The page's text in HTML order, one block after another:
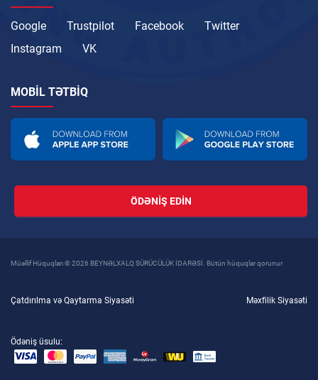
Google Trustpilot Facebook
Twitter
Instagram
VK
MOBIL TƏTBIQ
ÖDƏNIŞ EDIN
Müəllif Hüquqları © 2026 BEYNƏLXALQ SÜRÜCÜLÜK İDARƏSİ. Bütün hüquqlar qorunur
Çatdırılma və Qaytarma Siyasəti Məxfilik Siyasəti
Ödəniş üsulu: